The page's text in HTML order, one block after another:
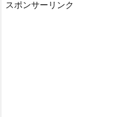
スポンサーリンク